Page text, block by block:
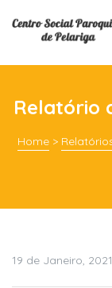
Relatório
Home>
19 de Janeiro, 2021